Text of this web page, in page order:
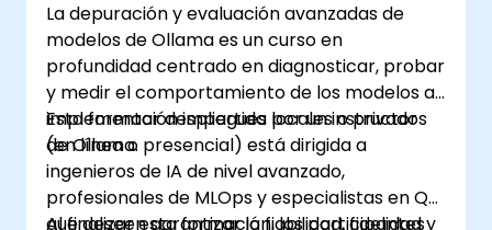
La depuración y evaluación avanzadas de
modelos de Ollama es un curso en
profundidad centrado en diagnosticar, probar
y medir el comportamiento de los modelos al
implementar despliegues locales o privados
de Ollama.
Esta formación impartida por un instructor
(en línea o presencial) está dirigida a
ingenieros de IA de nivel avanzado,
profesionales de MLOps y especialistas en QA
que deseen garantizar la fiabilidad, fidelidad y
Al finalizar esta formación, los participantes